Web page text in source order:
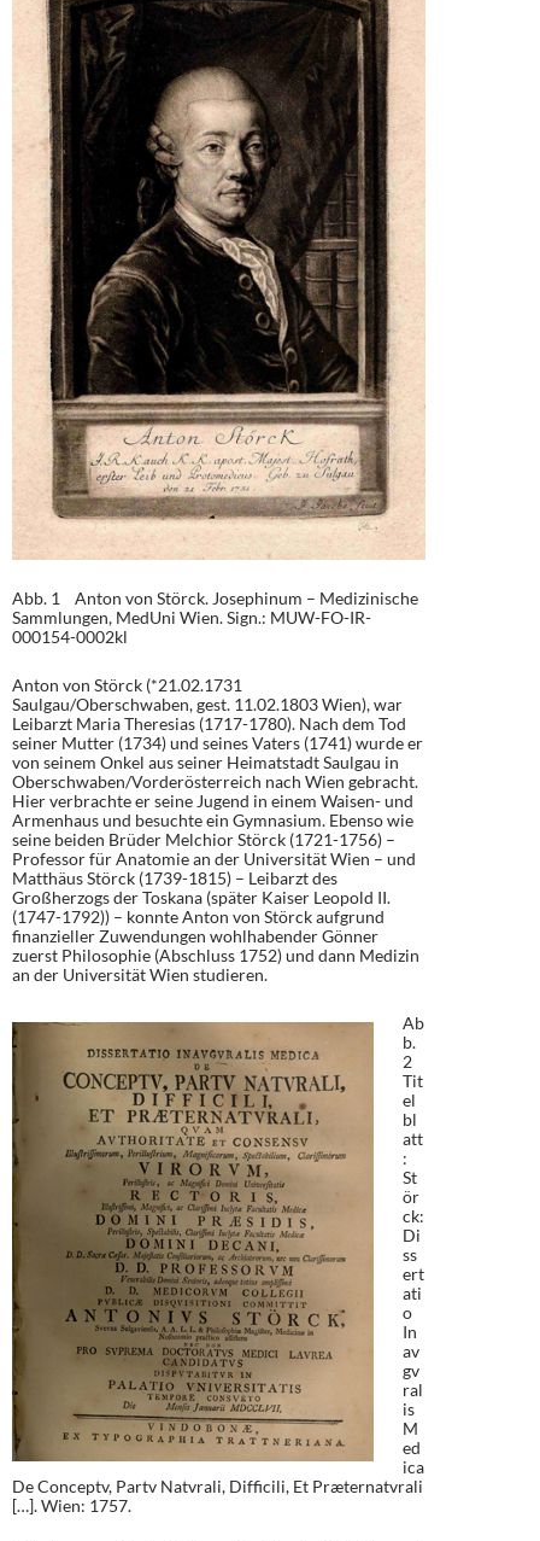
Abb. 1 Anton von Störck. Josephinum – Medizinische
Sammlungen, MedUni Wien. Sign.: MUW-FO-IR-
000154-0002kl
Anton von Störck (*21.02.1731
Saulgau/Oberschwaben, gest. 11.02.1803 Wien), war
Leibarzt Maria Theresias (1717-1780). Nach dem Tod
seiner Mutter (1734) und seines Vaters (1741) wurde er
von seinem Onkel aus seiner Heimatstadt Saulgau in
Oberschwaben/Vorderösterreich nach Wien gebracht.
Hier verbrachte er seine Jugend in einem Waisen- und
Armenhaus und besuchte ein Gymnasium. Ebenso wie
seine beiden Brüder Melchior Störck (1721-1756) –
Professor für Anatomie an der Universität Wien – und
Matthäus Störck (1739-1815) – Leibarzt des
Großherzogs der Toskana (später Kaiser Leopold II.
(1747-1792)) – konnte Anton von Störck aufgrund
finanzieller Zuwendungen wohlhabender Gönner
zuerst Philosophie (Abschluss 1752) und dann Medizin
an der Universität Wien studieren.
Ab
b.
2
Tit
el
bl
att
:
St
ör
ck:
Di
ss
ert
ati
o
In
av
gv
ral
is
M
ed
ica
De Conceptv, Partv Natvrali, Difficili, Et Præternatvrali
[…]. Wien: 1757.